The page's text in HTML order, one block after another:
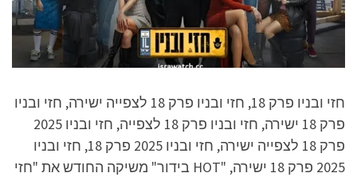
חזי ובניו פרק 18, חזי ובניו פרק 18 לצפייה ישירה, חזי ובניו
פרק 18 ישירה, חזי ובניו פרק 18 לצפייה, חזי ובניו 2025
פרק 18 לצפייה ישירה, חזי ובניו 2025 פרק 18, חזי ובניו
2025 פרק 18 ישירה, "HOT בידור" משיקה החודש את "חזי